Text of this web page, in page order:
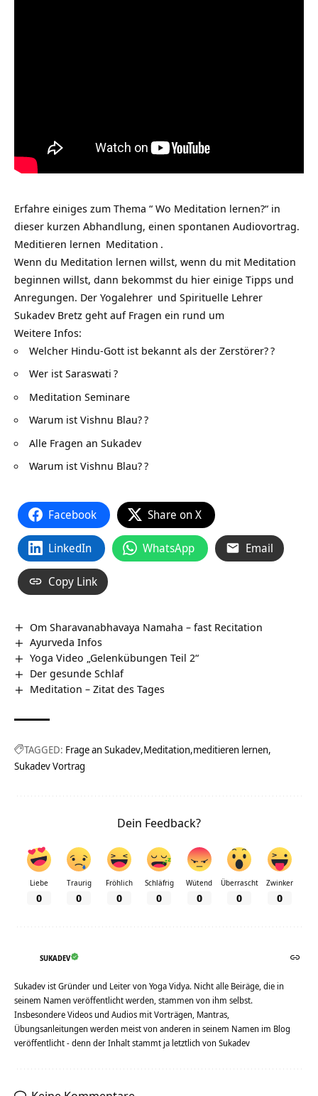
Erfahre einiges zum Thema “ Wo Meditation lernen?“ in
dieser kurzen Abhandlung, einen spontanen Audiovortrag.
Meditieren lernen Meditation .
Wenn du Meditation lernen willst, wenn du mit Meditation
beginnen willst, dann bekommst du hier einige Tipps und
Anregungen. Der Yogalehrer und Spirituelle Lehrer
Sukadev Bretz geht auf Fragen ein rund um
Weitere Infos:
Welcher Hindu-Gott ist bekannt als der Zerstörer??
Wer ist Saraswati ?
Meditation Seminare
Warum ist Vishnu Blau??
Alle Fragen an Sukadev
Warum ist Vishnu Blau??
Facebook Share on X
LinkedIn WhatsApp Email
Copy Link
Om Sharavanabhavaya Namaha – fast Recitation
Ayurveda Infos
Yoga Video „Gelenkübungen Teil 2“
Der gesunde Schlaf
Meditation – Zitat des Tages
TAGGED: Frage an Sukadev Meditation meditieren lernen
Sukadev Vortrag
Dein Feedback?
Liebe
0
Traurig
0
Fröhlich
0
Schläfrig
0
Wütend
0
Überrascht
0
Zwinker
0
SUKADEV
Sukadev ist Gründer und Leiter von Yoga Vidya. Nicht alle Beiräge, die in
seinem Namen veröffentlicht werden, stammen von ihm selbst.
Insbesondere Videos und Audios mit Vorträgen, Mantras,
Übungsanleitungen werden meist von anderen in seinem Namen im Blog
veröffentlicht - denn der Inhalt stammt ja letztlich von Sukadev